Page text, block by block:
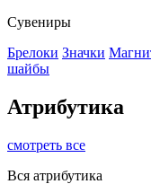
Сувениры
Брелоки Значки
шайбы
Атрибутика
смотреть все
Вся атрибутика